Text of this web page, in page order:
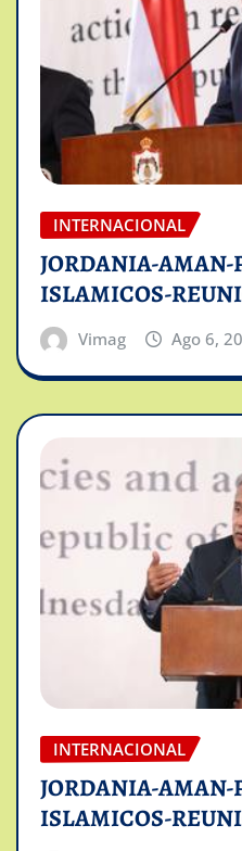
INTERNACIONAL
JORDANIA-AMAN-
ISLAMICOS-
Vimag Ago 6,
INTERNACIONAL
JORDANIA-AMAN-
ISLAMICOS-